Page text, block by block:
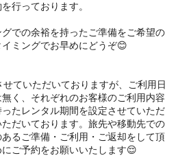
行っております。
での余裕を持ったご準備をご希望の
ミングでお早めにどうぞ😊
ていただいておりますが、ご利用日
く、それぞれのお客様のご利用内容
たレンタル期間を設定させていただ
だいております。旅先や移動先での
るご準備・ご利用・ご返却をして頂
ご予約をお願いいたします😌